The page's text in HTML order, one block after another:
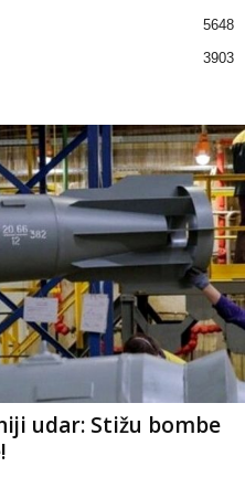
5648
3903
udar: Stižu bombe